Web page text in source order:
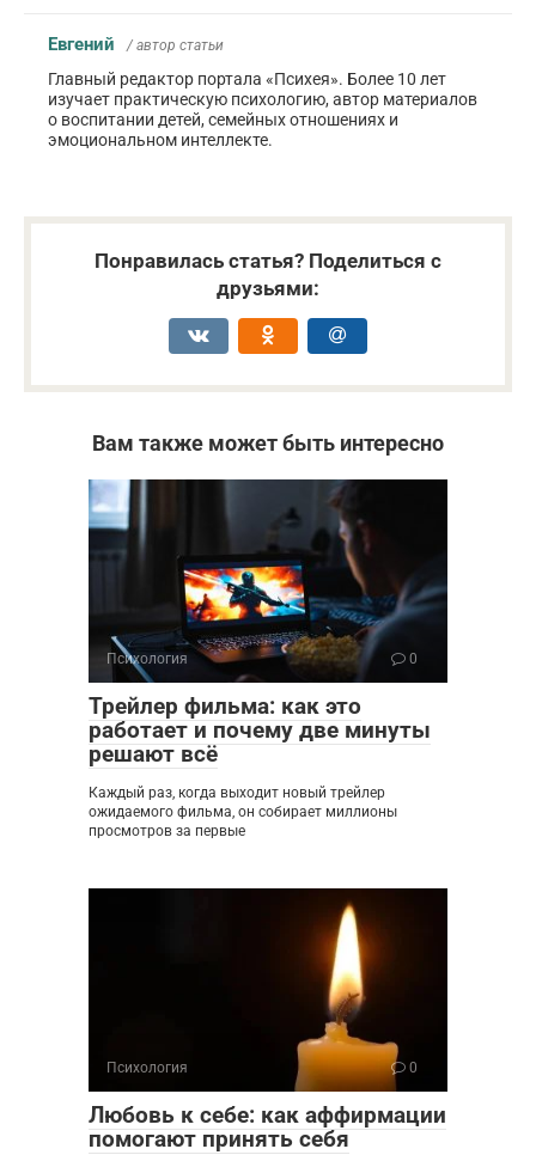
Евгений / автор статьи
Главный редактор портала «Психея». Более 10 лет
изучает практическую психологию, автор материалов
о воспитании детей, семейных отношениях и
эмоциональном интеллекте.
Понравилась статья? Поделиться с
друзьями:
Вам также может быть интересно
Психология 0
Трейлер фильма: как это
работает и почему две минуты
решают всё
Каждый раз, когда выходит новый трейлер
ожидаемого фильма, он собирает миллионы
просмотров за первые
Психология 0
Любовь к себе: как аффирмации
помогают принять себя